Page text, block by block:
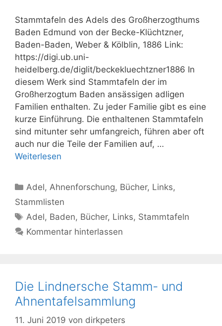
Stammtafeln des Adels des Großherzogthums
Baden Edmund von der Becke-Klüchtzner,
Baden-Baden, Weber & Kölblin, 1886 Link:
https://digi.ub.uni-
heidelberg.de/diglit/beckekluechtzner1886 In
diesem Werk sind Stammtafeln der im
Großherzogtum Baden ansässigen adligen
Familien enthalten. Zu jeder Familie gibt es eine
kurze Einführung. Die enthaltenen Stammtafeln
sind mitunter sehr umfangreich, führen aber oft
auch nur die Teile der Familien auf, …
Weiterlesen
Kategorien
Adel, Ahnenforschung, Bücher, Links,
Stammlisten
Schlagwörter
Adel, Baden, Bücher, Links, Stammtafeln
Kommentar hinterlassen
Die Lindnersche Stamm- und
Ahnentafelsammlung
11. Juni 2019 von dirkpeters